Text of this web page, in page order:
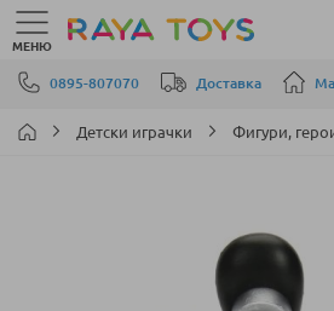
Прескачане към съдържанието
0895-807070 Доставка
МЕНЮ
Детски играчки Фигури,